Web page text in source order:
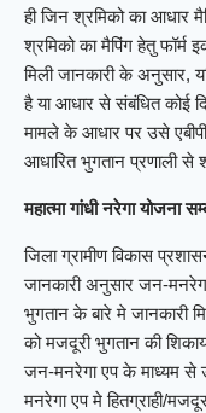
ही जिन श्रमिको का आधार
श्रमिको का मैपिंग हेतु फॉर्म
मिली जानकारी के अनुसार,
है या आधार से संबंधित कोई
मामले के आधार पर उसे
आधारित भुगतान प्रणाली से
महात्मा गांधी नरेगा योजना
जिला ग्रामीण विकास
जानकारी अनुसार जन-
भुगतान के बारे मे जानकारी
को मजदूरी भुगतान की
जन-मनरेगा एप के माध्यम से
मनरेगा एप मे हितग्राही/